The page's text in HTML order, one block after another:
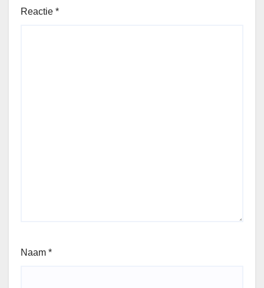
Reactie *
Naam *